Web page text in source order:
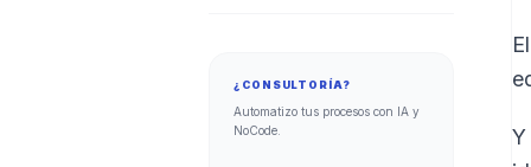
¿CONSULTORÍA?
Automatizo tus procesos con IA y
NoCode.